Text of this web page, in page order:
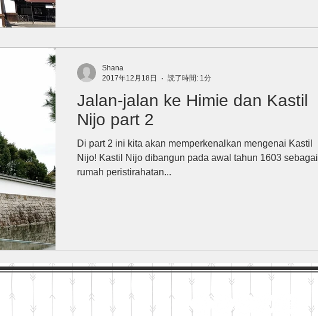
Jalan-jalan ke Himie dan Kastil
Nijo part 2
Di part 2 ini kita akan memperkenalkan mengenai Kastil
Nijo! Kastil Nijo dibangun pada awal tahun 1603 sebagai
rumah peristirahatan...
Shana
2017年12月18日
読了時間: 1分